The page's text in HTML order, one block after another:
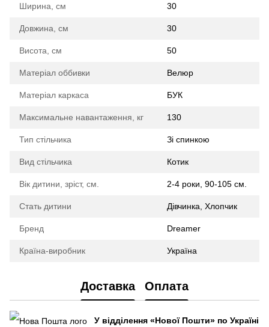
Ширина, см 30
Довжина, см 30
Висота, см 50
Матеріал оббивки Велюр
Матеріал каркаса БУК
Максимальне навантаження, кг 130
Тип стільчика Зі спинкою
Вид стільчика Котик
Вік дитини, зріст, см. 2-4 роки, 90-105 см.
Стать дитини Дівчинка, Хлопчик
Бренд Dreamer
Країна-виробник Україна
Доставка Оплата
У відділення «Нової Пошти» по Україні